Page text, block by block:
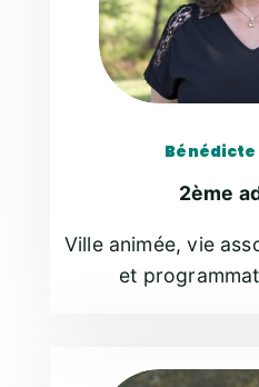
Bénédicte
2ème
Ville animée, vie
et